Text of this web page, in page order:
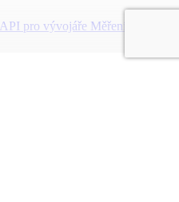
API pro vývojáře Měření